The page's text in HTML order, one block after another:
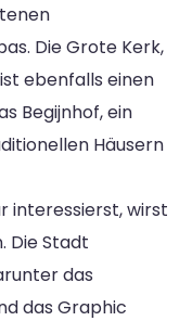
Die Grote Kerk,
ebenfalls einen
Begijnhof, ein
Häusern
interessierst, wirst
Die Stadt
das
das Graphic